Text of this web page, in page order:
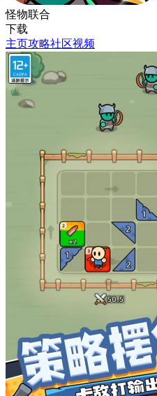
怪物联合
下载
主页攻略社区视频